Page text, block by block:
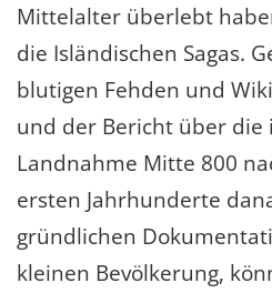
Mittelalter überlebt
die Isländischen Sagas.
blutigen Fehden und
und der Bericht über die
Landnahme Mitte 800
ersten Jahrhunderte
gründlichen
kleinen Bevölkerung,